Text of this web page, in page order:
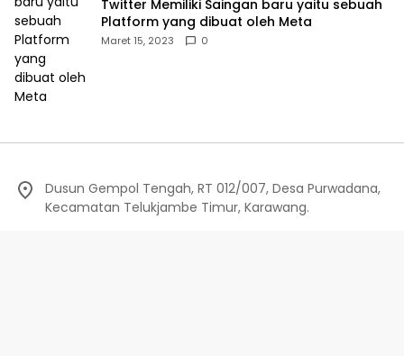
Twitter Memiliki Saingan baru yaitu sebuah
Platform yang dibuat oleh Meta
Maret 15, 2023 0
Dusun Gempol Tengah, RT 012/007, Desa Purwadana,
Kecamatan Telukjambe Timur, Karawang.